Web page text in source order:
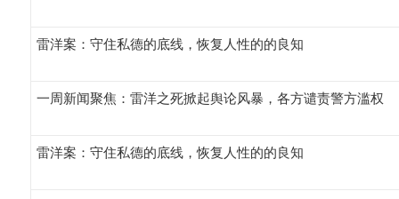
雷洋案：守住私德的底线，恢复人性的的良知
一周新闻聚焦：雷洋之死掀起舆论风暴，各方谴责警方滥权
雷洋案：守住私德的底线，恢复人性的的良知